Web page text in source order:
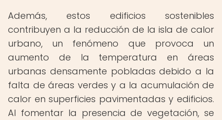
Además, estos edificios sostenibles
contribuyen a la reducción de la isla de calor
urbano, un fenómeno que provoca un
aumento de la temperatura en áreas
urbanas densamente pobladas debido a la
falta de áreas verdes y a la acumulación de
calor en superficies pavimentadas y edificios.
Al fomentar la presencia de vegetación, se